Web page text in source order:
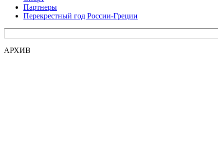
Партнеры
Перекрестный год России-Греции
АРХИВ